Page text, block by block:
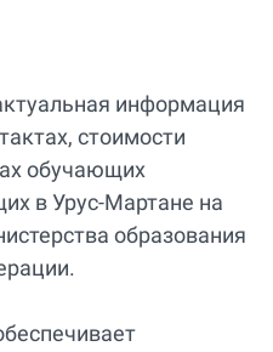
информация
стоимости
обучающих
в Урус-Мартане на
образования